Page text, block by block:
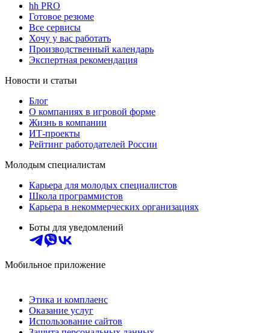
hh PRO
Готовое резюме
Все сервисы
Хочу у вас работать
Производственный календарь
Экспертная рекомендация
Новости и статьи
Блог
О компаниях в игровой форме
Жизнь в компании
ИТ-проекты
Рейтинг работодателей России
Молодым специалистам
Карьера для молодых специалистов
Школа программистов
Карьера в некоммерческих организациях
Боты для уведомлений
Мобильное приложение
Этика и комплаенс
Оказание услуг
Использование сайтов